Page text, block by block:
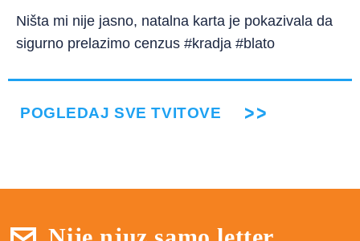
Ništa mi nije jasno, natalna karta je pokazivala da
sigurno prelazimo cenzus #kradja #blato
POGLEDAJ SVE TVITOVE